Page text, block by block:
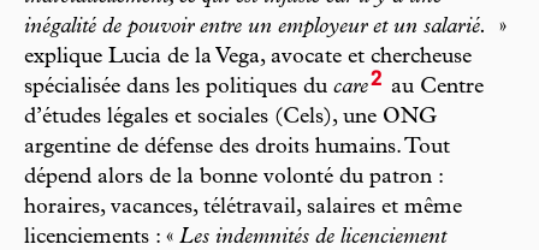
inégalité de pouvoir entre un employeur et un salarié.
»
explique Lucia de la Vega, avocate et chercheuse
spécialisée dans les politiques du care2 au Centre
d’études légales et sociales (Cels), une ONG
argentine de défense des droits humains. Tout
dépend alors de la bonne volonté du patron :
horaires, vacances, télétravail, salaires et même
licenciements : « Les indemnités de licenciement